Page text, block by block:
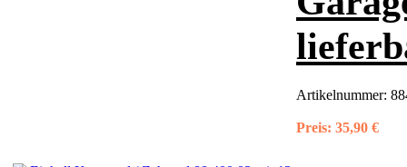
Artikelnummer:
Preis: 35,90 €